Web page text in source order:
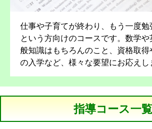
仕事や子育てが終わり、もう一度勉
という方向けのコースです。数学
般知識はもちろんのこと、資格取
の入学など、様々な要望にお応えし
指導コース一覧